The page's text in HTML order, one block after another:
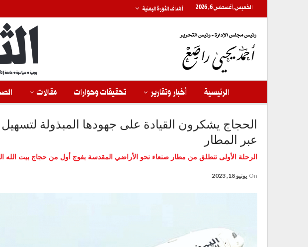
الخميس, أغسطس 6, 2026 أهداف الثورة اليمنية
الرئيسية أخبار وتقارير تحقيقات وحوارات مقالات
الحجاج يشكرون القيادة على جهودها المبذولة
عبر المطار
الرحلة الأولى تنطلق من مطار صنعاء نحو الأراضي المقدسة بفوج أول من حجاج بيت الله
On يونيو 18, 2023